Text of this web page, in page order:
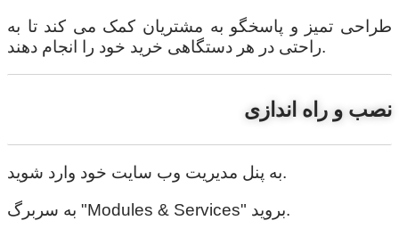
طراحی تمیز و پاسخگو به مشتریان کمک می کند تا به
راحتی در هر دستگاهی خرید خود را انجام دهند.
نصب و راه اندازی
به پنل مدیریت وب سایت خود وارد شوید.
به سربرگ "Modules & Services" بروید.